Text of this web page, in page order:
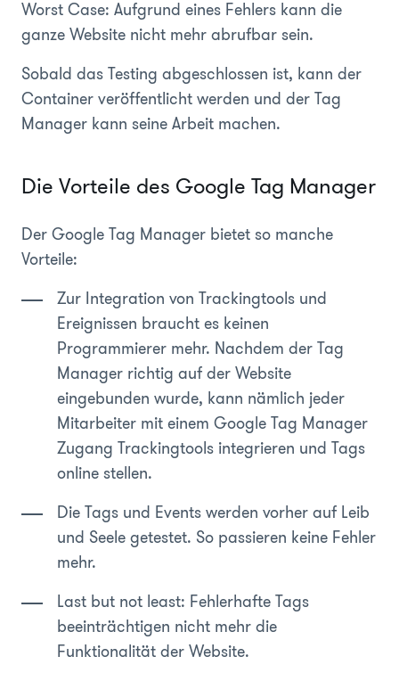
Worst Case: Aufgrund eines Fehlers kann die
ganze Website nicht mehr abrufbar sein.
Sobald das Testing abgeschlossen ist, kann der
Container veröffentlicht werden und der Tag
Manager kann seine Arbeit machen.
Die Vorteile des Google Tag Manager
Der Google Tag Manager bietet so manche
Vorteile:
Zur Integration von Trackingtools und
Ereignissen braucht es keinen
Programmierer mehr. Nachdem der Tag
Manager richtig auf der Website
eingebunden wurde, kann nämlich jeder
Mitarbeiter mit einem Google Tag Manager
Zugang Trackingtools integrieren und Tags
online stellen.
Die Tags und Events werden vorher auf Leib
und Seele getestet. So passieren keine Fehler
mehr.
Last but not least: Fehlerhafte Tags
beeinträchtigen nicht mehr die
Funktionalität der Website.